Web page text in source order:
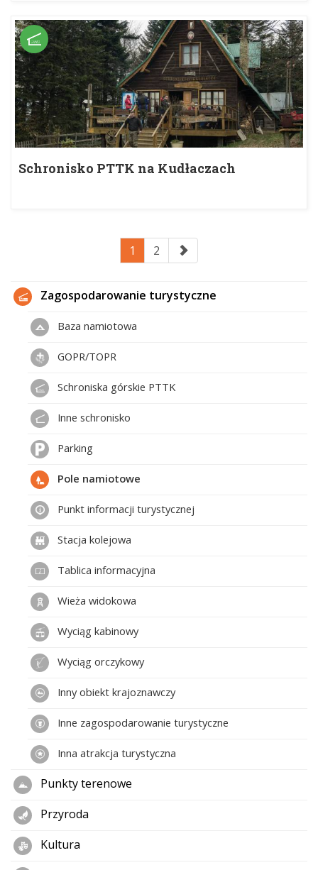
Schronisko PTTK na Kudłaczach
1 2
Zagospodarowanie turystyczne
Baza namiotowa
GOPR/TOPR
Schroniska górskie PTTK
Inne schronisko
Parking
Pole namiotowe
Punkt informacji turystycznej
Stacja kolejowa
Tablica informacyjna
Wieża widokowa
Wyciąg kabinowy
Wyciąg orczykowy
Inny obiekt krajoznawczy
Inne zagospodarowanie turystyczne
Inna atrakcja turystyczna
Punkty terenowe
Przyroda
Kultura